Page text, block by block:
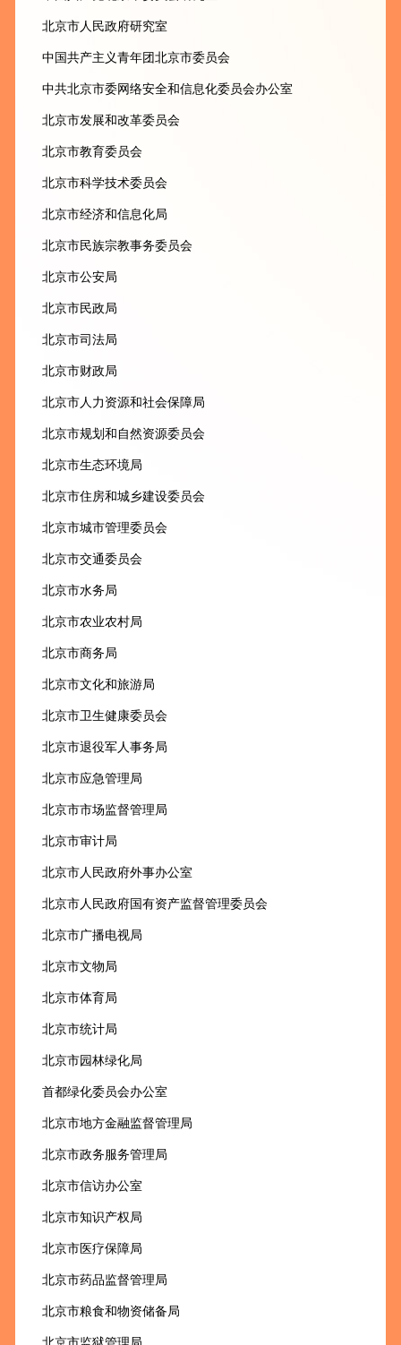
北京市人民政府研究室
中国共产主义青年团北京市委员会
中共北京市委网络安全和信息化委员会办公室
北京市发展和改革委员会
北京市教育委员会
北京市科学技术委员会
北京市经济和信息化局
北京市民族宗教事务委员会
北京市公安局
北京市民政局
北京市司法局
北京市财政局
北京市人力资源和社会保障局
北京市规划和自然资源委员会
北京市生态环境局
北京市住房和城乡建设委员会
北京市城市管理委员会
北京市交通委员会
北京市水务局
北京市农业农村局
北京市商务局
北京市文化和旅游局
北京市卫生健康委员会
北京市退役军人事务局
北京市应急管理局
北京市市场监督管理局
北京市审计局
北京市人民政府外事办公室
北京市人民政府国有资产监督管理委员会
北京市广播电视局
北京市文物局
北京市体育局
北京市统计局
北京市园林绿化局
首都绿化委员会办公室
北京市地方金融监督管理局
北京市政务服务管理局
北京市信访办公室
北京市知识产权局
北京市医疗保障局
北京市药品监督管理局
北京市粮食和物资储备局